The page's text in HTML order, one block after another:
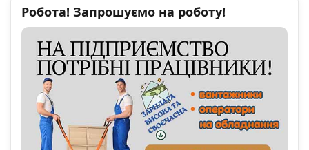
Робота! Запрошуємо на роботу!